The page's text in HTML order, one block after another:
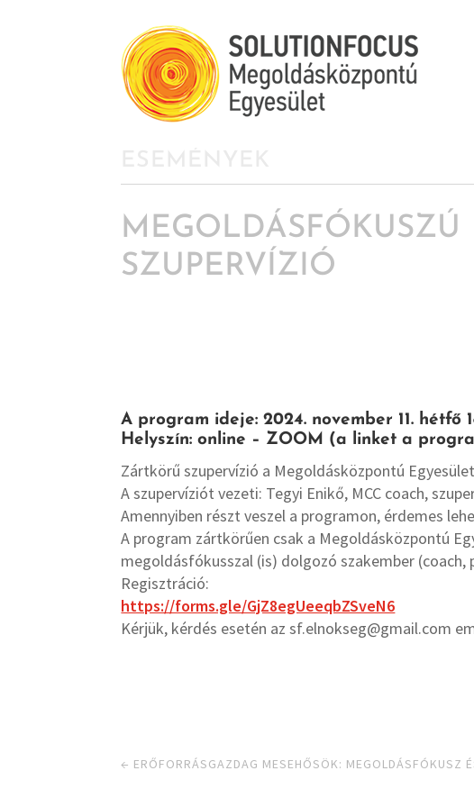
MEGOLDÁSFÓKUSZÚ
SZUPERVÍZIÓ
A program ideje: 2024. november 11. hétfő
Helyszín: online – ZOOM (a linket a
Zártkörű szupervízió a Megoldásközpontú
A szupervíziót vezeti: Tegyi Enikő, MCC coach,
Amennyiben részt veszel a programon, érdemes
A program zártkörűen csak a Megoldásközpontú
megoldásfókusszal (is) dolgozó szakember
Regisztráció:
https://forms.gle/GjZ8egUeeqbZSveN6
Kérjük, kérdés esetén az sf.elnokseg@gmail.com
← ERŐFORRÁSGAZDAG MESEHŐSÖK: MEGOLDÁSFÓKUSZ